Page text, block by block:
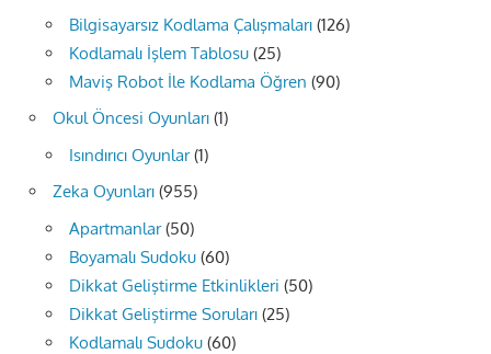
Bilgisayarsız Kodlama Çalışmaları (126)
Kodlamalı İşlem Tablosu (25)
Maviş Robot İle Kodlama Öğren (90)
Okul Öncesi Oyunları (1)
Isındırıcı Oyunlar(1)
Zeka Oyunları (955)
Apartmanlar(50)
Boyamalı Sudoku (60)
Dikkat Geliştirme Etkinlikleri (50)
Dikkat Geliştirme Soruları (25)
Kodlamalı Sudoku (60)